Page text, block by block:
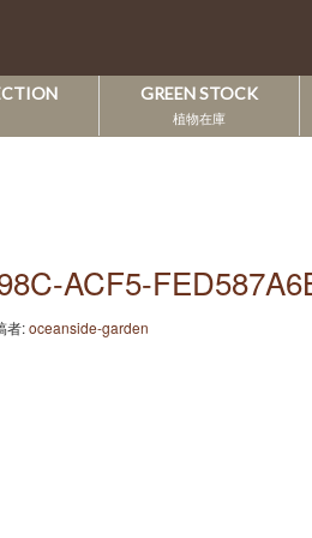
GREEN STOCK
植物在庫
ACF5-
者:oceanside-garden